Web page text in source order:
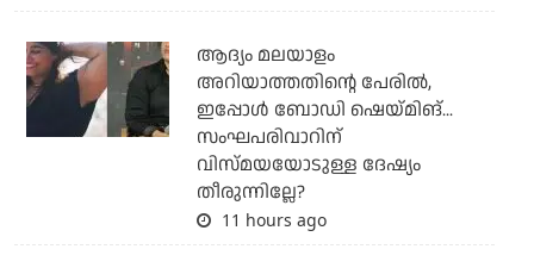
ആദ്യം മലയാളം
അറിയാത്തതിന്റെ പേരില്‍,
ഇപ്പോള്‍ ബോഡി ഷെയ്മിങ്...
സംഘപരിവാറിന്
വിസ്മയയോടുള്ള ദേഷ്യം
തീരുന്നില്ലേ?
11 hours ago